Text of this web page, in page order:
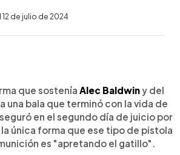
de julio de 2024
artículo
que sostenía Alec Baldwiny del
una bala que terminó con la vida de
en el segundo día de juicio por
única forma que ese tipo de pistola
es "apretando el gatillo".